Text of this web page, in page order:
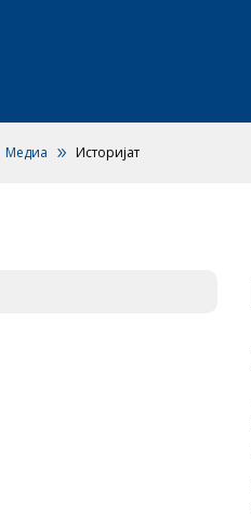
Медиа Историјат